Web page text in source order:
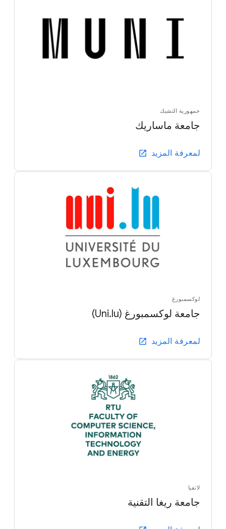
جمهورية التشيك
جامعة ماساريك
لمعرفة المزيد
لوكسمبورغ
جامعة لوكسمبورغ (Uni.lu)
لمعرفة المزيد
لاتفيا
جامعة ريغا التقنية